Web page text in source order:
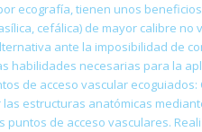
ecografía, tienen unos
cefálica) de mayor calibre no
ante la imposibilidad de
habilidades necesarias para la
de acceso vascular ecoguiados:
estructuras anatómicas
de acceso vasculares.